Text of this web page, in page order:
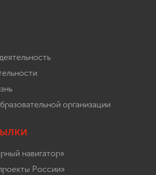
организации
навигатор»
России»